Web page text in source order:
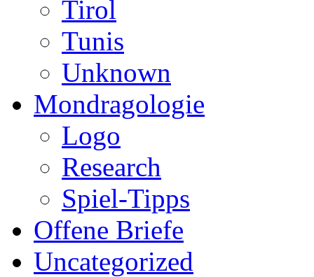
Tirol
Tunis
Unknown
Mondragologie
Logo
Research
Spiel-Tipps
Offene Briefe
Uncategorized